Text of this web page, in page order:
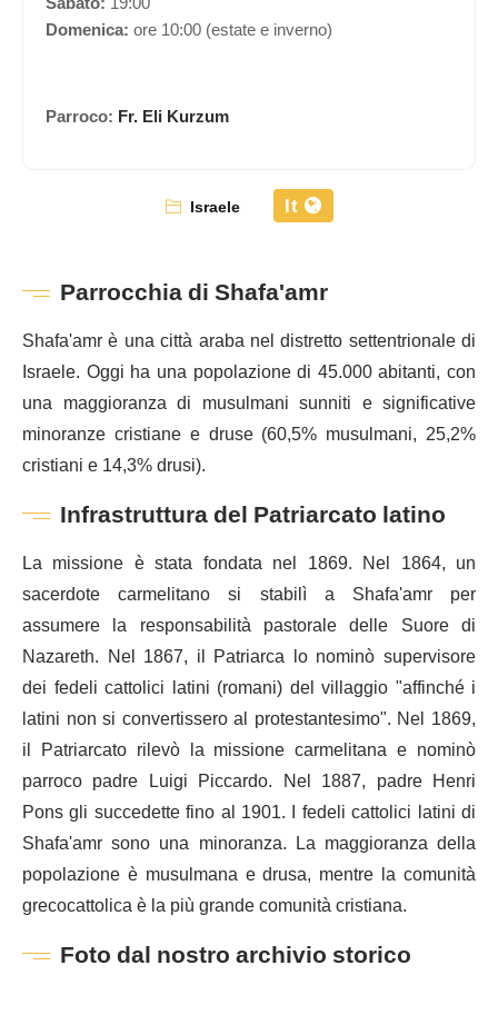
Israele It
Parrocchia di Shafa'amr
Shafa'amr è una città araba nel distretto settentrionale di
Israele. Oggi ha una popolazione di 45.000 abitanti, con
una maggioranza di musulmani sunniti e significative
minoranze cristiane e druse (60,5% musulmani, 25,2%
cristiani e 14,3% drusi).
Infrastruttura del Patriarcato latino
La missione è stata fondata nel 1869. Nel 1864, un
sacerdote carmelitano si stabilì a Shafa'amr per
assumere la responsabilità pastorale delle Suore di
Nazareth. Nel 1867, il Patriarca lo nominò supervisore
dei fedeli cattolici latini (romani) del villaggio "affinché i
latini non si convertissero al protestantesimo". Nel 1869,
il Patriarcato rilevò la missione carmelitana e nominò
parroco padre Luigi Piccardo. Nel 1887, padre Henri
Pons gli succedette fino al 1901. I fedeli cattolici latini di
Shafa'amr sono una minoranza. La maggioranza della
popolazione è musulmana e drusa, mentre la comunità
grecocattolica è la più grande comunità cristiana.
Foto dal nostro archivio storico
Domenica:ore 10:00 (estate e inverno)
Parroco:Fr. Eli Kurzum